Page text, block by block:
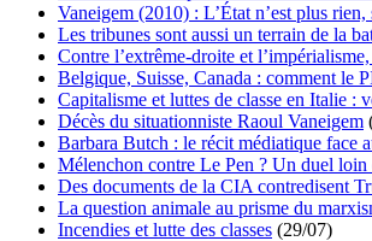
Vaneigem (2010) : L’État n’est plus
Les tribunes sont aussi un terrain de la
Contre l’extrême-droite et
Belgique, Suisse, Canada : comment le
Capitalisme et luttes de classe en Italie :
Décès du situationniste Raoul Vaneigem
Barbara Butch : le récit médiatique face
Mélenchon contre Le Pen ? Un duel loin
Des documents de la CIA contredisent
La question animale au prisme du
Incendies et lutte des classes (29/07)